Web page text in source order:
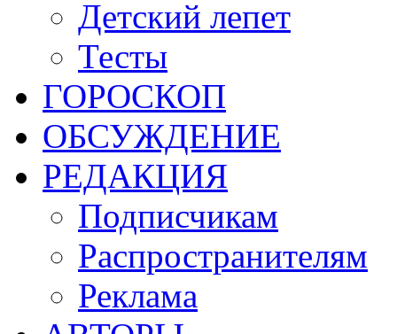
Детский лепет
Тесты
ГОРОСКОП
ОБСУЖДЕНИЕ
РЕДАКЦИЯ
Подписчикам
Распространителям
Реклама